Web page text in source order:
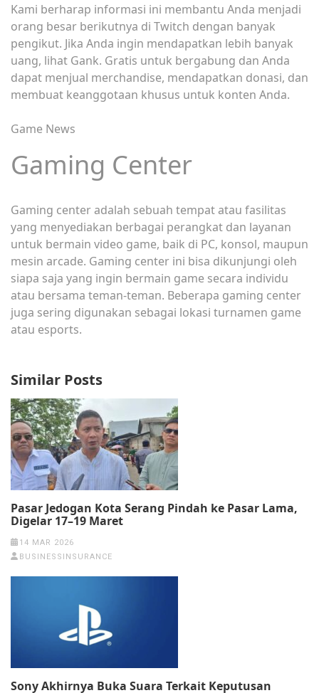
Kami berharap informasi ini membantu Anda menjadi
orang besar berikutnya di Twitch dengan banyak
pengikut. Jika Anda ingin mendapatkan lebih banyak
uang, lihat Gank. Gratis untuk bergabung dan Anda
dapat menjual merchandise, mendapatkan donasi, dan
membuat keanggotaan khusus untuk konten Anda.
Game News
Gaming Center
Gaming center adalah sebuah tempat atau fasilitas
yang menyediakan berbagai perangkat dan layanan
untuk bermain video game, baik di PC, konsol, maupun
mesin arcade. Gaming center ini bisa dikunjungi oleh
siapa saja yang ingin bermain game secara individu
atau bersama teman-teman. Beberapa gaming center
juga sering digunakan sebagai lokasi turnamen game
atau esports.
Similar Posts
Pasar Jedogan Kota Serang Pindah ke Pasar Lama,
Digelar 17–19 Maret
14 MAR 2026
BUSINESSINSURANCE
Sony Akhirnya Buka Suara Terkait Keputusan